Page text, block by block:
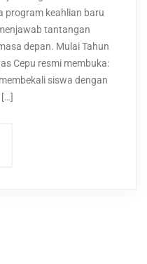
program keahlian baru
tantangan
depan. Mulai Tahun
Cepu resmi membuka:
siswa dengan